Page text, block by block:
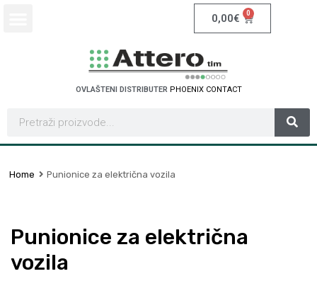
0,00€ 0
OVLAŠTENI DISTRIBUTER PHOENIX CONTACT
Home Punionice za električna vozila
Punionice za električna
vozila